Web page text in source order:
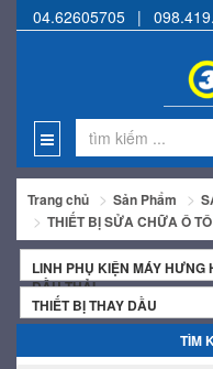
04.62605705 |
Trang chủ Sản Phẩm
THIẾT BỊ SỬA CHỮA Ô TÔ
LINH PHỤ KIỆN MÁY HƯNG
DẦU THẢI
THIẾT BỊ THAY DẦU
TÌM